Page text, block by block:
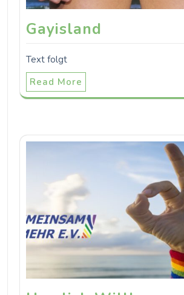
Gayisland
Text folgt
Read More